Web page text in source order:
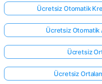
Ücretsiz Otomatik
Ücretsiz Otomatik
Ücretsiz
Ücretsiz